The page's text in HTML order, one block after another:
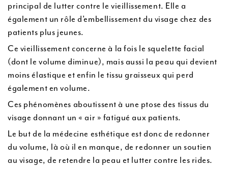
principal de lutter contre le vieillissement. Elle a
également un rôle d’embellissement du visage chez des
patients plus jeunes.
Ce vieillissement concerne à la fois le squelette facial
(dont le volume diminue), mais aussi la peau qui devient
moins élastique et enfin le tissu graisseux qui perd
également en volume.
Ces phénomènes aboutissent à une ptose des tissus du
visage donnant un « air » fatigué aux patients.
Le but de la médecine esthétique est donc de redonner
du volume, là où il en manque, de redonner un soutien
au visage, de retendre la peau et lutter contre les rides.